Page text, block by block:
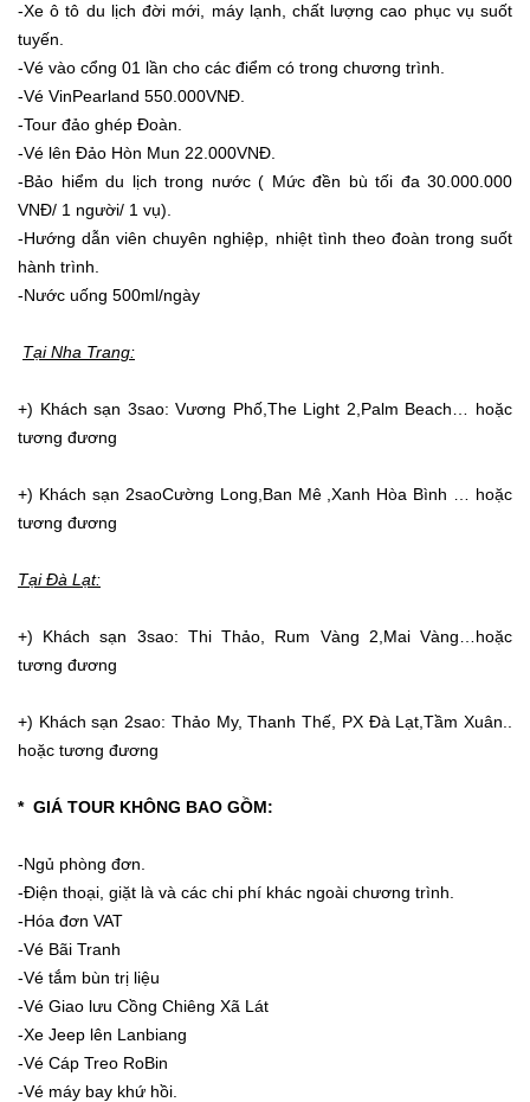
-Xe ô tô du lịch đời mới, máy lạnh, chất lượng cao phục vụ suốt
tuyến.
-Vé vào cổng 01 lần cho các điểm có trong chương trình.
-Vé VinPearland 550.000VNĐ.
-Tour đảo ghép Đoàn.
-Vé lên Đảo Hòn Mun 22.000VNĐ.
-Bảo hiểm du lịch trong nước ( Mức đền bù tối đa 30.000.000
VNĐ/ 1 người/ 1 vụ).
-Hướng dẫn viên chuyên nghiệp, nhiệt tình theo đoàn trong suốt
hành trình.
-Nước uống 500ml/ngày
Tại Nha Trang:
+) Khách sạn 3sao: Vương Phố,The Light 2,Palm Beach… hoặc
tương đương
+) Khách sạn 2saoCường Long,Ban Mê ,Xanh Hòa Bình … hoặc
tương đương
Tại Đà Lạt:
+) Khách sạn 3sao: Thi Thảo, Rum Vàng 2,Mai Vàng…hoặc
tương đương
+) Khách sạn 2sao: Thảo My, Thanh Thế, PX Đà Lạt,Tầm Xuân..
hoặc tương đương
* GIÁ TOUR KHÔNG BAO GỒM:
-Ngủ phòng đơn.
-Điện thoại, giặt là và các chi phí khác ngoài chương trình.
-Hóa đơn VAT
-Vé Bãi Tranh
-Vé tắm bùn trị liệu
-Vé Giao lưu Cồng Chiêng Xã Lát
-Xe Jeep lên Lanbiang
-Vé Cáp Treo RoBin
-Vé máy bay khứ hồi.